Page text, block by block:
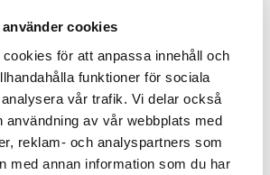
cookies
för att anpassa innehåll och
funktioner för sociala
vår trafik. Vi delar också
användning av vår webbplats med
reklam- och analyspartners som
med annan information som du har
with BankID should contact Loan
63 453 03 00, weekdays 9:30–12:00
account certificate include?
must show the account holder’s
number and bank account number on